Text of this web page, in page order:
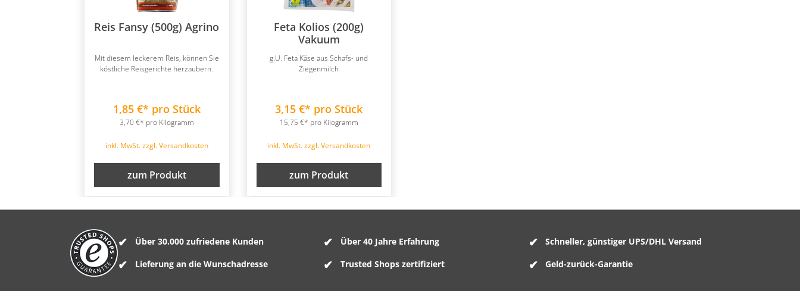
Reis Fansy (500g) Agrino
Mit diesem leckerem Reis, können Sie
köstliche Reisgerichte herzaubern.
1,85 €* pro Stück
3,70 €* pro Kilogramm
inkl. MwSt. zzgl. Versandkosten
zum Produkt
Feta Kolios (200g)
Vakuum
g.U. Feta Käse aus Schafs- und
Ziegenmilch
3,15 €* pro Stück
15,75 €* pro Kilogramm
inkl. MwSt. zzgl. Versandkosten
zum Produkt
Über 30.000 zufriedene Kunden Über 40 Jahre Erfahrung Schneller, günstiger UPS/DHL Versand
Lieferung an die Wunschadresse Trusted Shops zertifiziert Geld-zurück-Garantie